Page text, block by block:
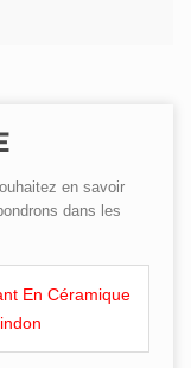
en savoir
dans les
En Céramique